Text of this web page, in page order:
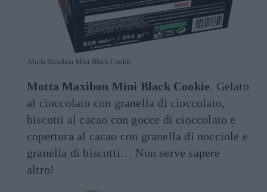
Motta Maxibon Mini Black Cookie
Motta Maxibon Mini Black Cookie. Gelato
al cioccolato con granella di cioccolato,
biscotti al cacao con gocce di cioccolato e
copertura al cacao con granella di nocciole e
granella di biscotti… Non serve sapere
altro!